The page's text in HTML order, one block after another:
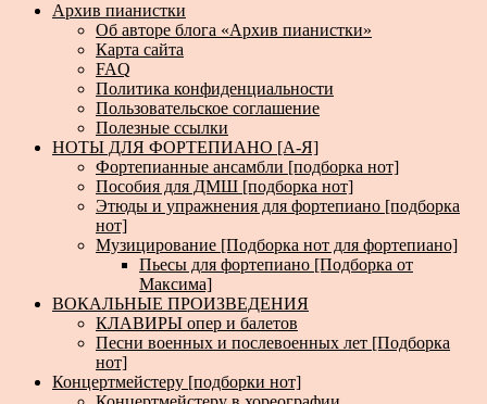
Архив пианистки
Об авторе блога «Архив пианистки»
Карта сайта
FAQ
Политика конфиденциальности
Пользовательское соглашение
Полезные ссылки
НОТЫ ДЛЯ ФОРТЕПИАНО [А-Я]
Фортепианные ансамбли [подборка нот]
Пособия для ДМШ [подборка нот]
Этюды и упражнения для фортепиано [подборка
нот]
Музицирование [Подборка нот для фортепиано]
Пьесы для фортепиано [Подборка от
Максима]
ВОКАЛЬНЫЕ ПРОИЗВЕДЕНИЯ
КЛАВИРЫ опер и балетов
Песни военных и послевоенных лет [Подборка
нот]
Концертмейстеру [подборки нот]